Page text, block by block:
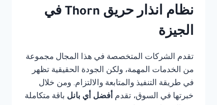
نظام انذار حريق Thorn في
الجيزة
تقدم الشركات المتخصصة في هذا المجال مجموعة
من الخدمات المهمة، ولكن الجودة الحقيقية تظهر
في طريقة التنفيذ والمتابعة والالتزام. ومن خلال
خبرتها في السوق، تقدم أفضل أي بانل باقة متكاملة